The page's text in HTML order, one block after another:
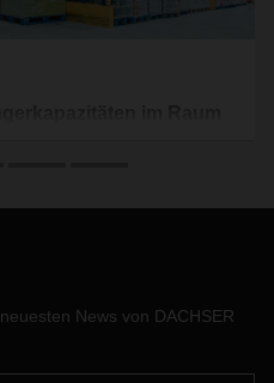
neuen Warehouse. Die
News von DACHSER